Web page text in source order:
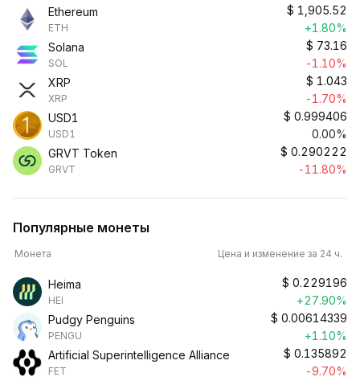
Ethereum
ETH
$ 1,905.52
+1.80%
Solana
SOL
$ 73.16
-1.10%
XRP
XRP
$ 1.043
-1.70%
USD1
USD1
$ 0.999406
0.00%
GRVT Token
GRVT
$ 0.290222
-11.80%
Популярные монеты
Монета Цена и изменение за 24 ч.
Heima
HEI
$ 0.229196
+27.90%
Pudgy Penguins
PENGU
$ 0.00614339
+1.10%
Artificial Superintelligence Alliance
FET
$ 0.135892
-9.70%